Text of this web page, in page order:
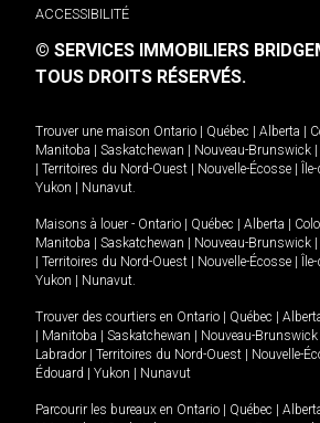
ACCESSIBILITÉ
© SERVICES IMMOBILIERS
TOUS DROITS RÉSERVÉS.
Trouver une maison Ontario Québec Alberta
Manitoba
Saskatchewan Nouveau-Brunswick
Territoires du Nord-Ouest Nouvelle-Écosse
Yukon
Nunavut.
Maisons à louer - Ontario Québec Alberta
Manitoba
Saskatchewan Nouveau-Brunswick
Territoires du Nord-Ouest Nouvelle-Écosse
Yukon
Nunavut.
Trouver des courtiers en Ontario Québec
Manitoba Saskatchewan Nouveau-Brunswick
Labrador
Territoires du Nord-Ouest Nouvelle-
Édouard
Yukon Nunavut
Parcourir les bureaux en Ontario Québec